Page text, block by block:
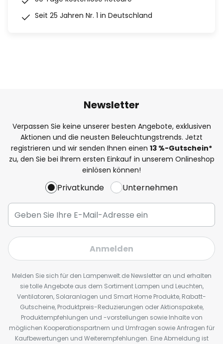
Seit 25 Jahren Nr. 1 in Deutschland
Newsletter
Verpassen Sie keine unserer besten Angebote, exklusiven
Aktionen und die neusten Beleuchtungstrends. Jetzt
registrieren und wir senden Ihnen einen 13 %-Gutschein*
zu, den Sie bei Ihrem ersten Einkauf in unserem Onlineshop
einlösen können!
Privatkunde Unternehmen
Anmelden
Melden Sie sich für den Lampenwelt.de Newsletter an und erhalten
sie tolle Angebote aus dem Sortiment Lampen und Leuchten,
Ventilatoren, Solaranlagen und Smart Home Produkte, Rabatt-
Gutscheine, Produktpreis-Reduzierungen oder Aktionspakete,
Produktempfehlungen und -vorstellungen sowie Inhalte von
möglichen Kooperationspartnern und Umfragen sowie Anfragen für
Kaufbewertungen und Weiterempfehlungen. Eine Abmeldung ist